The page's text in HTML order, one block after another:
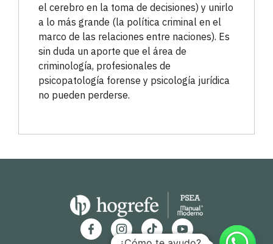
el cerebro en la toma de decisiones) y unirlo
a lo más grande (la política criminal en el
marco de las relaciones entre naciones). Es
sin duda un aporte que el área de
criminología, profesionales de
psicopatología forense y psicología jurídica
no pueden perderse.